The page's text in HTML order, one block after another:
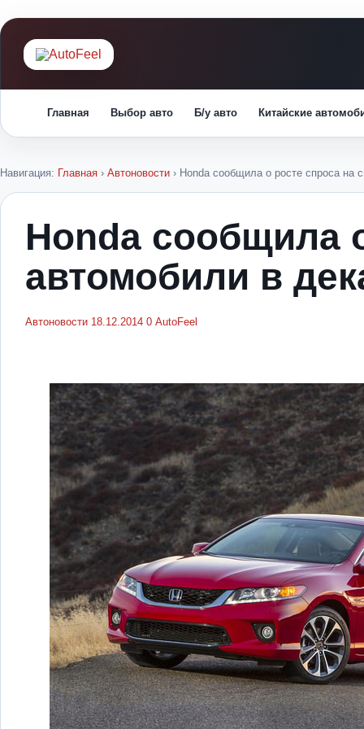
Главная Выбор авто Б/у авто Китайские
Навигация: Главная › Автоновости › Honda сообщила о росте спроса на
Honda сообщила
автомобили в
Автоновости 18.12.2014 0 AutoFeel